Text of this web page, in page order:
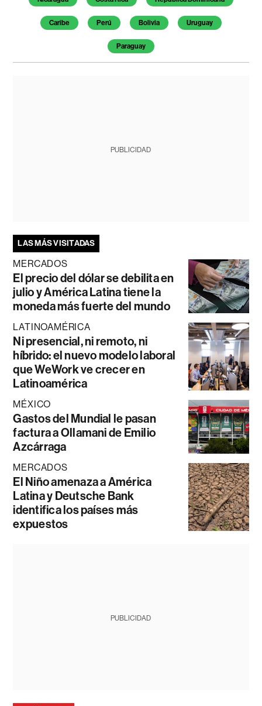
Caribe Perú Bolivia Uruguay
Paraguay
PUBLICIDAD
LAS MÁS VISITADAS
MERCADOS
El precio del dólar se debilita en
julio y América Latina tiene la
moneda más fuerte del mundo
LATINOAMÉRICA
Ni presencial, ni remoto, ni
híbrido: el nuevo modelo laboral
que WeWork ve crecer en
Latinoamérica
MÉXICO
Gastos del Mundial le pasan
factura a Ollamani de Emilio
Azcárraga
MERCADOS
El Niño amenaza a América
Latina y Deutsche Bank
identifica los países más
expuestos
PUBLICIDAD